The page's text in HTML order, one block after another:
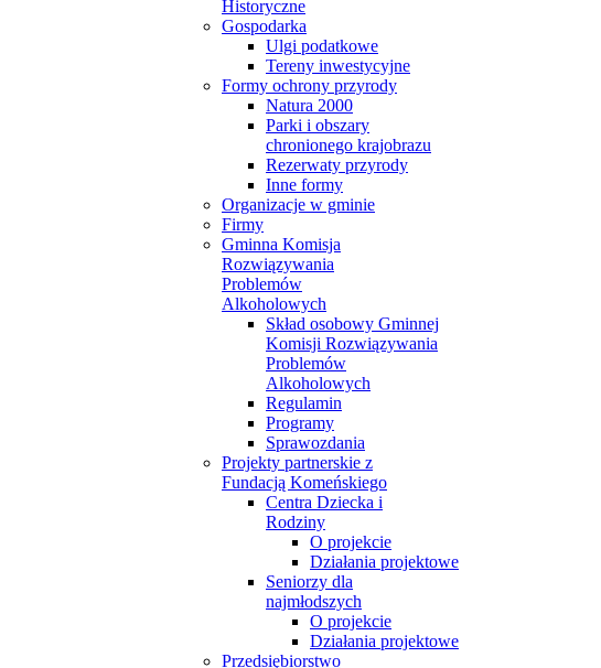
Historyczne
Gospodarka
Ulgi podatkowe
Tereny inwestycyjne
Formy ochrony przyrody
Natura 2000
Parki i obszary
chronionego krajobrazu
Rezerwaty przyrody
Inne formy
Organizacje w gminie
Firmy
Gminna Komisja
Rozwiązywania
Problemów
Alkoholowych
Skład osobowy Gminnej
Komisji Rozwiązywania
Problemów
Alkoholowych
Regulamin
Programy
Sprawozdania
Projekty partnerskie z
Fundacją Komeńskiego
Centra Dziecka i
Rodziny
O projekcie
Działania projektowe
Seniorzy dla
najmłodszych
O projekcie
Działania projektowe
Przedsiębiorstwo